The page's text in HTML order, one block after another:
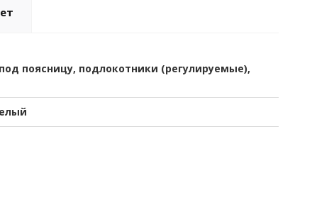
поясницу, подлокотники (регулируемые),